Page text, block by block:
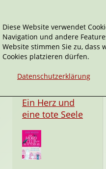
Emily Winston
Ein Herz und
eine tote Seele
Diese Website verwendet
Navigation und andere
Website stimmen Sie zu, dass
Cookies platzieren dürfen.
Datenschutzerklärung